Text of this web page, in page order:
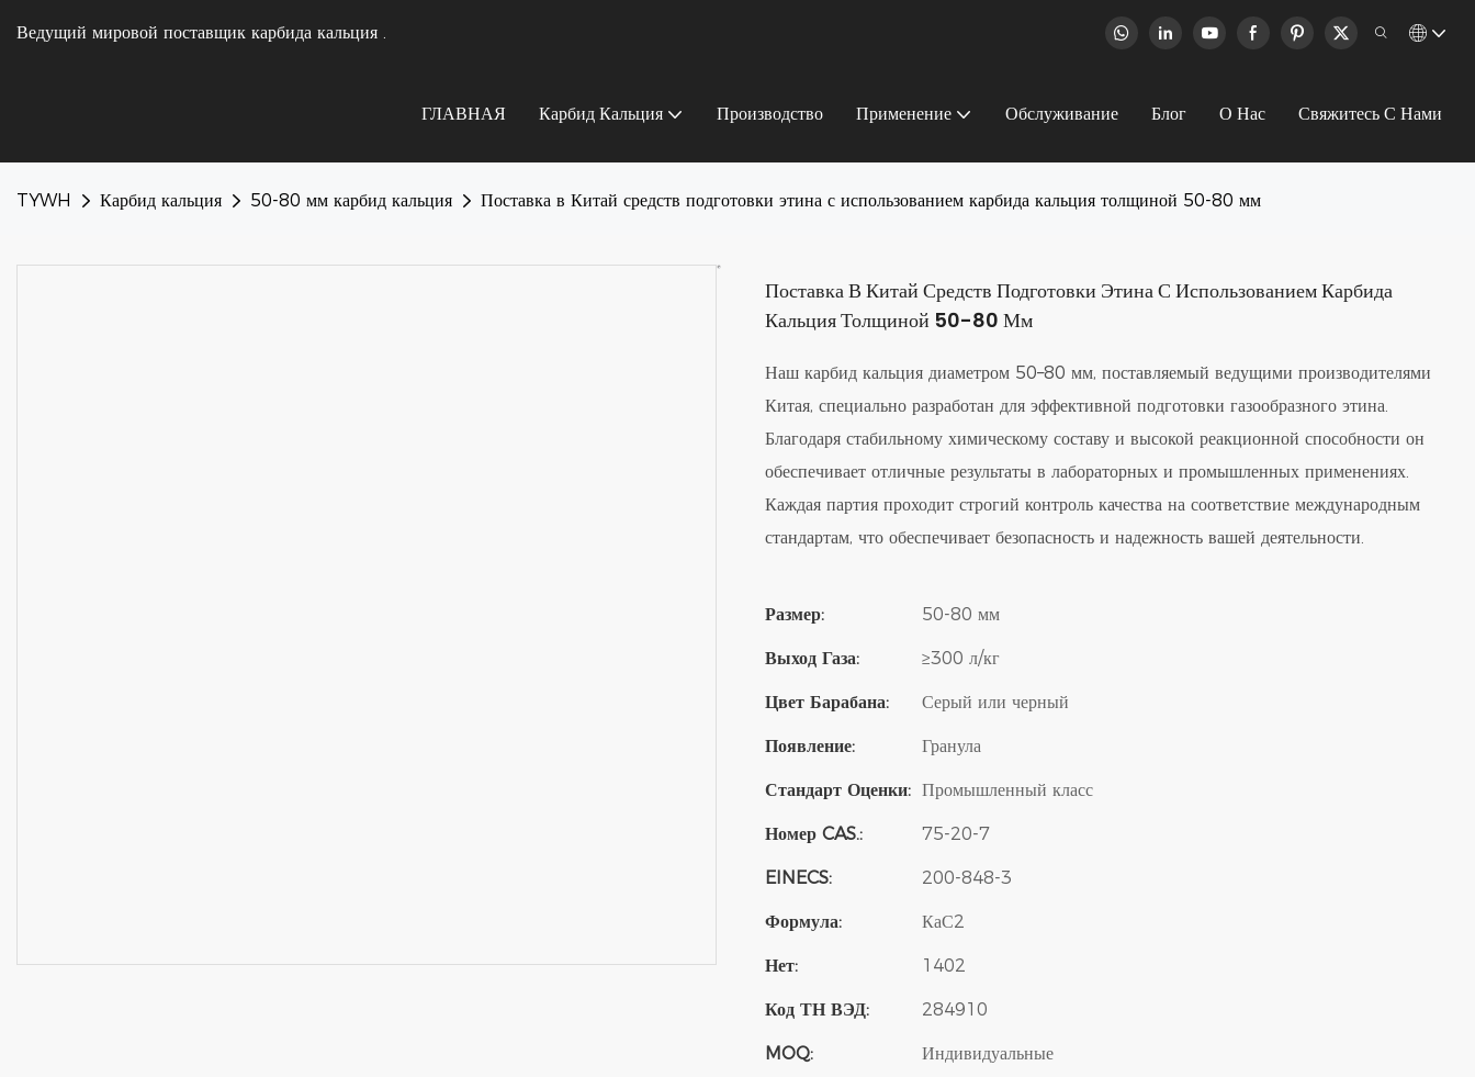
Ведущий мировой поставщик карбида кальция .
ГЛАВНАЯ Карбид Кальция Производство Применение Обслуживание Блог О Нас Свяжитесь С Нами
TYWH Карбид кальция 50-80 мм карбид кальция Поставка в Китай средств подготовки этина с использованием карбида кальция толщиной 50-80 мм
Поставка В Китай Средств Подготовки Этина С Использованием Карбида
Кальция Толщиной 50-80 Мм
Наш карбид кальция диаметром 50–80 мм, поставляемый ведущими производителями
Китая, специально разработан для эффективной подготовки газообразного этина.
Благодаря стабильному химическому составу и высокой реакционной способности он
обеспечивает отличные результаты в лабораторных и промышленных применениях.
Каждая партия проходит строгий контроль качества на соответствие международным
стандартам, что обеспечивает безопасность и надежность вашей деятельности.
Размер: 50-80 мм
Выход Газа: ≥300 л/кг
Цвет Барабана: Серый или черный
Появление: Гранула
Стандарт Оценки: Промышленный класс
Номер CAS.: 75-20-7
EINECS: 200-848-3
Формула: КаС2
Нет: 1402
Код ТН ВЭД: 284910
MOQ: Индивидуальные